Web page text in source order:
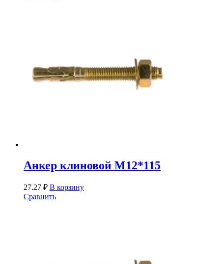
Анкер клиновой М12*115
27.27 ₽ В корзину
Сравнить